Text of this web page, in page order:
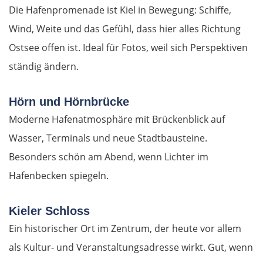
Die Hafenpromenade ist Kiel in Bewegung: Schiffe,
Wind, Weite und das Gefühl, dass hier alles Richtung
Ostsee offen ist. Ideal für Fotos, weil sich Perspektiven
ständig ändern.
Hörn und Hörnbrücke
Moderne Hafenatmosphäre mit Brückenblick auf
Wasser, Terminals und neue Stadtbausteine.
Besonders schön am Abend, wenn Lichter im
Hafenbecken spiegeln.
Kieler Schloss
Ein historischer Ort im Zentrum, der heute vor allem
als Kultur- und Veranstaltungsadresse wirkt. Gut, wenn